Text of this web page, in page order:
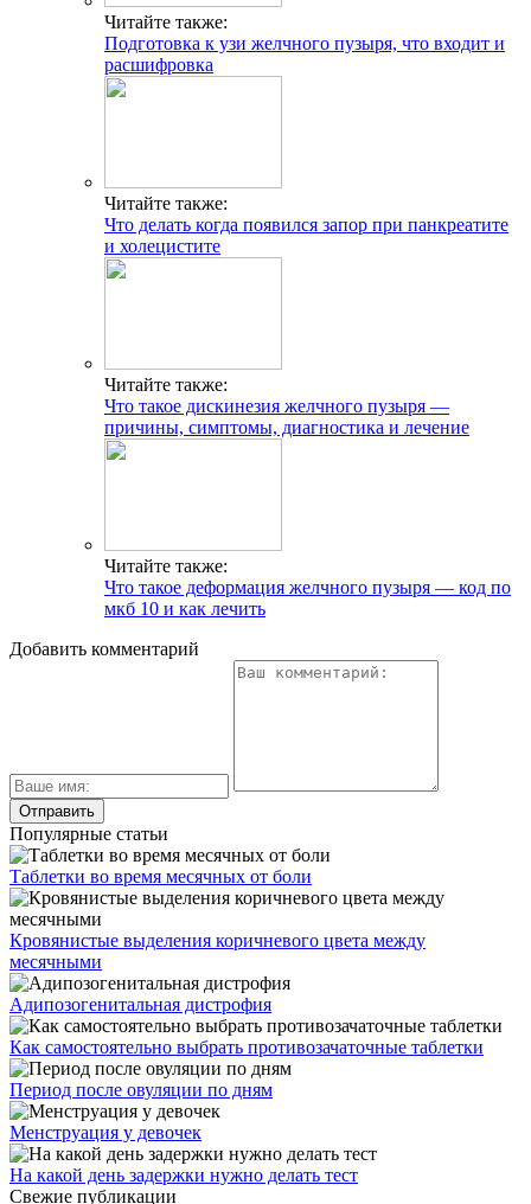
Читайте также:
Подготовка к узи желчного пузыря, что входит и
расшифровка
Читайте также:
Что делать когда появился запор при панкреатите
и холецистите
Читайте также:
Что такое дискинезия желчного пузыря —
причины, симптомы, диагностика и лечение
Читайте также:
Что такое деформация желчного пузыря — код по
мкб 10 и как лечить
Добавить комментарий
Популярные статьи
Таблетки во время месячных от боли
Кровянистые выделения коричневого цвета между
месячными
Адипозогенитальная дистрофия
Как самостоятельно выбрать противозачаточные таблетки
Период после овуляции по дням
Менструация у девочек
На какой день задержки нужно делать тест
Свежие публикации